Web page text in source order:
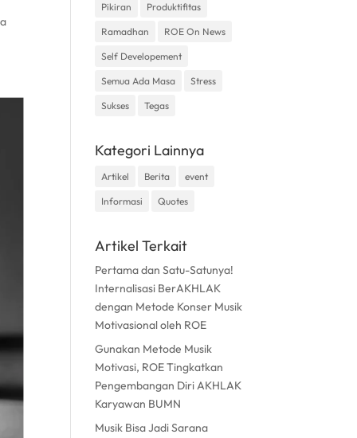
Pikiran Produktifitas
Ramadhan ROE On News
Self Developement
Semua Ada Masa Stress
Sukses Tegas
Kategori Lainnya
Artikel Berita event
Informasi Quotes
Artikel Terkait
Pertama dan Satu-Satunya!
Internalisasi BerAKHLAK
dengan Metode Konser Musik
Motivasional oleh ROE
Gunakan Metode Musik
Motivasi, ROE Tingkatkan
Pengembangan Diri AKHLAK
Karyawan BUMN
Musik Bisa Jadi Sarana